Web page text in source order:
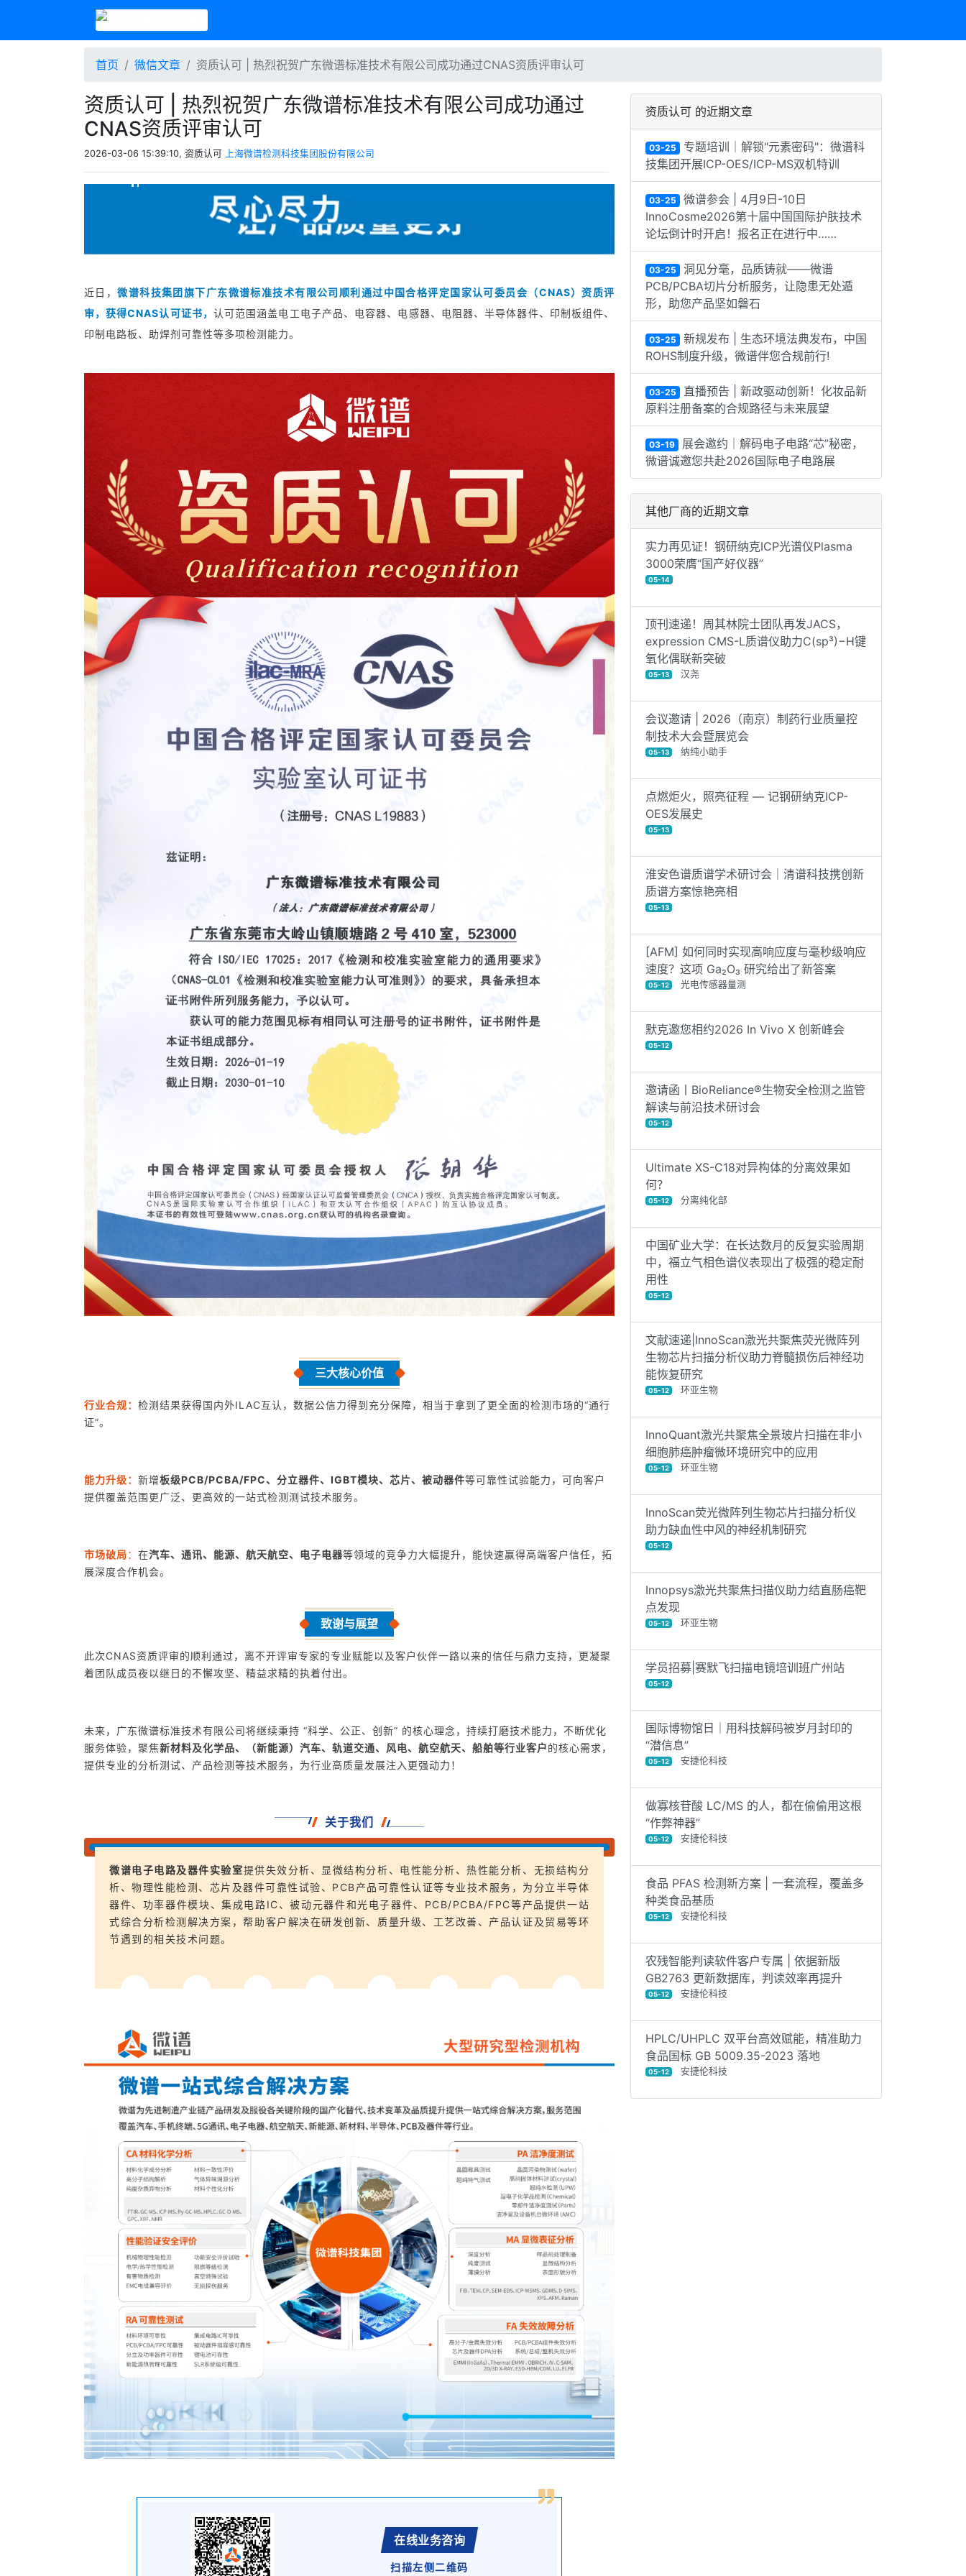
首页 微信文章 资质认可 | 热烈祝贺广东微谱标准技术有限公司成功通过CNAS资质评审认可
资质认可 | 热烈祝贺广东微谱标准技术有限公司成功通过
CNAS资质评审认可
2026-03-06 15:39:10, 资质认可 上海微谱检测科技集团股份有限公司
近日，微谱科技集团旗下广东微谱标准技术有限公司顺利通过中国合格评定国家认可委员会（CNAS）资质评
审，获得CNAS认可证书， 认可范围涵盖电工电子产品、电容器、电感器、电阻器、半导体器件、印制板组件、
印制电路板、助焊剂可靠性等多项检测能力。
三大核心价值
行业合规： 检测结果获得国内外ILAC互认，数据公信力得到充分保障，相当于拿到了更全面的检测市场的“通行
证”。
能力升级： 新增板级PCB/PCBA/FPC、分立器件、IGBT模块、芯片、被动器件等可靠性试验能力，可向客户
提供覆盖范围更广泛、更高效的一站式检测测试技术服务。
市场破局： 在汽车、通讯、能源、航天航空、电子电器等领域的竞争力大幅提升，能快速赢得高端客户信任，拓
展深度合作机会。
致谢与展望
此次CNAS资质评审的顺利通过，离不开评审专家的专业赋能以及客户伙伴一路以来的信任与鼎力支持，更凝聚
着团队成员夜以继日的不懈攻坚、精益求精的执着付出。
未来，广东微谱标准技术有限公司将继续秉持 “科学、公正、创新” 的核心理念，持续打磨技术能力，不断优化
服务体验，聚焦新材料及化学品、（新能源）汽车、轨道交通、风电、航空航天、船舶等行业客户的核心需求，
提供专业的分析测试、产品检测等技术服务，为行业高质量发展注入更强动力！
关于我们
微谱电子电路及器件实验室提供失效分析、显微结构分析、电性能分析、热性能分析、无损结构分
析、物理性能检测、芯片及器件可靠性试验、PCB产品可靠性认证等专业技术服务，为分立半导体
器件、功率器件模块、集成电路IC、被动元器件和光电子器件、PCB/PCBA/FPC等产品提供一站
式综合分析检测解决方案，帮助客户解决在研发创新、质量升级、工艺改善、产品认证及贸易等环
节遇到的相关技术问题。
在线业务咨询
扫描左侧二维码
资质认可 的近期文章
03-25 专题培训｜解锁"元素密码"：微谱科
技集团开展ICP-OES/ICP-MS双机特训
03-25 微谱参会 | 4月9日-10日
InnoCosme2026第十届中国国际护肤技术
论坛倒计时开启！报名正在进行中……
03-25 洞见分毫，品质铸就——微谱
PCB/PCBA切片分析服务，让隐患无处遁
形，助您产品坚如磐石
03-25 新规发布 | 生态环境法典发布，中国
ROHS制度升级，微谱伴您合规前行!
03-25 直播预告 | 新政驱动创新！化妆品新
原料注册备案的合规路径与未来展望
03-19 展会邀约｜解码电子电路“芯”秘密，
微谱诚邀您共赴2026国际电子电路展
其他厂商的近期文章
实力再见证！钢研纳克ICP光谱仪Plasma
3000荣膺“国产好仪器”
05-14
顶刊速递！周其林院士团队再发JACS，
expression CMS-L质谱仪助力C(sp³)−H键
氧化偶联新突破
05-13 汉尧
会议邀请 | 2026（南京）制药行业质量控
制技术大会暨展览会
05-13 纳纯小助手
点燃炬火，照亮征程 — 记钢研纳克ICP-
OES发展史
05-13
淮安色谱质谱学术研讨会｜清谱科技携创新
质谱方案惊艳亮相
05-13
[AFM] 如何同时实现高响应度与毫秒级响应
速度？这项 Ga₂O₃ 研究给出了新答案
05-12 光电传感器量测
默克邀您相约2026 In Vivo X 创新峰会
05-12
邀请函丨BioReliance®生物安全检测之监管
解读与前沿技术研讨会
05-12
Ultimate XS-C18对异构体的分离效果如
何？
05-12 分离纯化部
中国矿业大学：在长达数月的反复实验周期
中，福立气相色谱仪表现出了极强的稳定耐
用性
05-12
文献速递|InnoScan激光共聚焦荧光微阵列
生物芯片扫描分析仪助力脊髓损伤后神经功
能恢复研究
05-12 环亚生物
InnoQuant激光共聚焦全景玻片扫描在非小
细胞肺癌肿瘤微环境研究中的应用
05-12 环亚生物
InnoScan荧光微阵列生物芯片扫描分析仪
助力缺血性中风的神经机制研究
05-12
Innopsys激光共聚焦扫描仪助力结直肠癌靶
点发现
05-12 环亚生物
学员招募|赛默飞扫描电镜培训班广州站
05-12
国际博物馆日｜用科技解码被岁月封印的
“潜信息”
05-12 安捷伦科技
做寡核苷酸 LC/MS 的人，都在偷偷用这根
“作弊神器”
05-12 安捷伦科技
食品 PFAS 检测新方案 | 一套流程，覆盖多
种类食品基质
05-12 安捷伦科技
农残智能判读软件客户专属 | 依据新版
GB2763 更新数据库，判读效率再提升
05-12 安捷伦科技
HPLC/UHPLC 双平台高效赋能，精准助力
食品国标 GB 5009.35-2023 落地
05-12 安捷伦科技